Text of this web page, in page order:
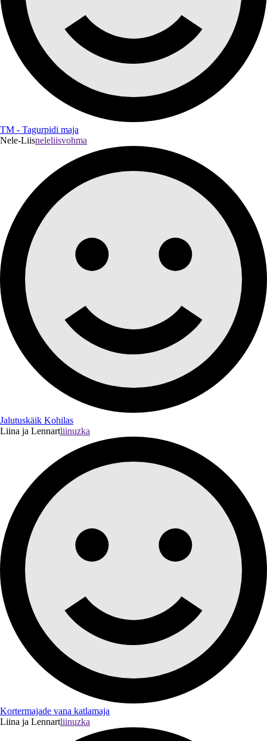
TM - Tagurpidi maja
Nele-Liisneleliisvohma
Jalutuskäik Kohilas
Liina ja Lennartliinuzka
Kortermajade vana katlamaja
Liina ja Lennartliinuzka